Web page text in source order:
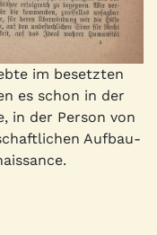
im besetzten
es schon in der
in der Person von
Aufbau-